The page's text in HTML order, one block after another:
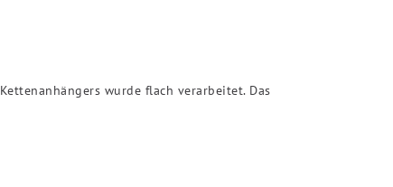
wurde flach verarbeitet. Das